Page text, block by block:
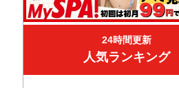
24時間更新
人気ランキング